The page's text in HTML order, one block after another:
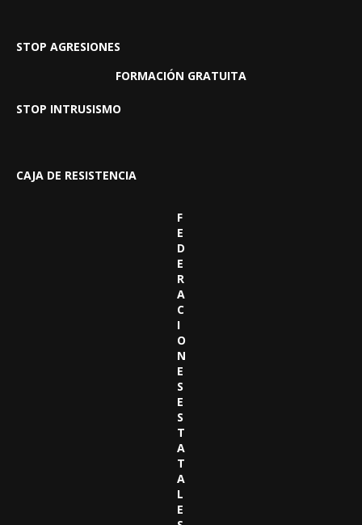
STOP AGRESIONES
FORMACIÓN GRATUITA
STOP INTRUSISMO
CAJA DE RESISTENCIA
F
E
D
E
R
A
C
I
O
N
E
S
E
S
T
A
T
A
L
E